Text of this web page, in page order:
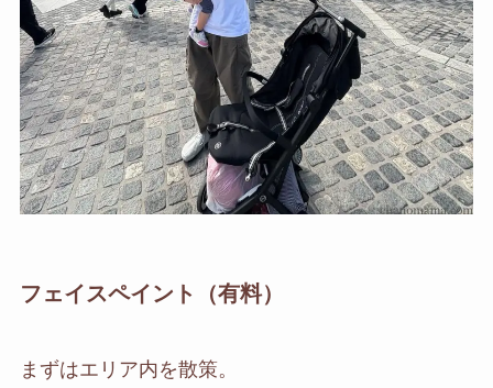
フェイスペイント（有料）
まずはエリア内を散策。